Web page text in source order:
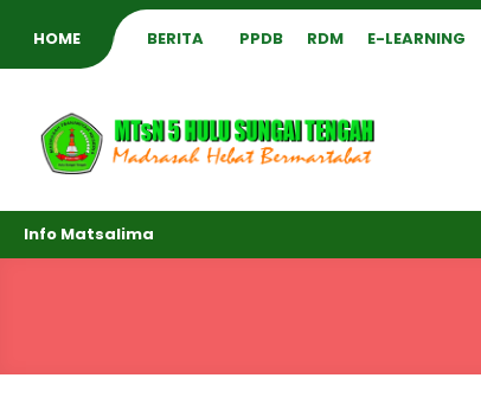
HOME BERITA PPDB RDM E-LEARNING
Info Matsalima